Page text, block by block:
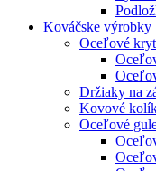
Kováčske výrobky
Oceľové
Držiaky na
Kovové
Oceľové